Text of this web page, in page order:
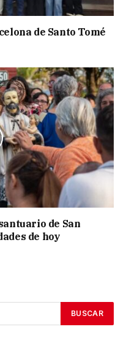
de Santo Tomé
de San
de hoy